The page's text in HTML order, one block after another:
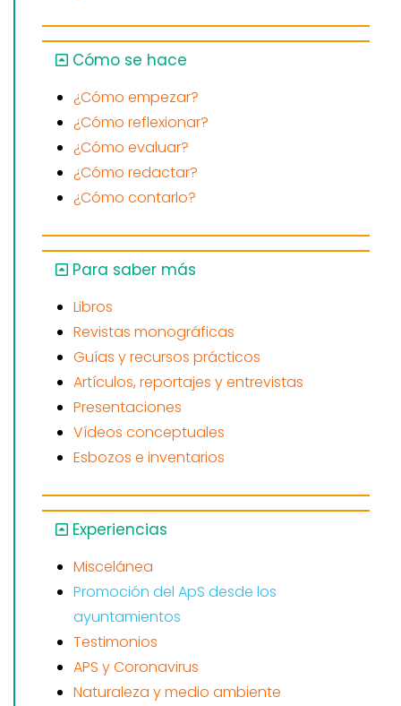
Cómo se hace
¿Cómo empezar?
¿Cómo reflexionar?
¿Cómo evaluar?
¿Cómo redactar?
¿Cómo contarlo?
Para saber más
Libros
Revistas monográficas
Guías y recursos prácticos
Artículos, reportajes y entrevistas
Presentaciones
Vídeos conceptuales
Esbozos e inventarios
Experiencias
Miscelánea
Promoción del ApS desde los
ayuntamientos
Testimonios
APS y Coronavirus
Naturaleza y medio ambiente